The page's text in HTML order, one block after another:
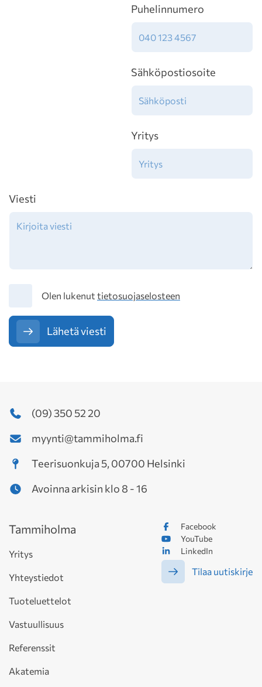
Puhelinnumero
Sähköpostiosoite
Yritys
Viesti
TietosuojaOlen lukenut tietosuojaselosteen
Lähetä viesti
(09) 350 52 20
myynti@tammiholma.fi
Teerisuonkuja 5, 00700 Helsinki
Avoinna arkisin klo 8 - 16
Facebook
YouTube
LinkedIn
Tilaa uutiskirje
Tammiholma
Yritys
Yhteystiedot
Tuoteluettelot
Vastuullisuus
Referenssit
Akatemia